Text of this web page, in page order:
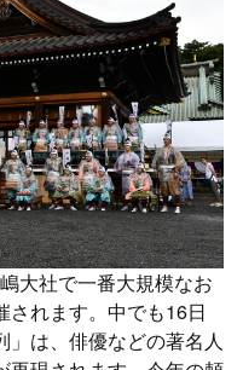
大社で一番大規模なお
されます。中でも16日
」は、俳優などの著名人